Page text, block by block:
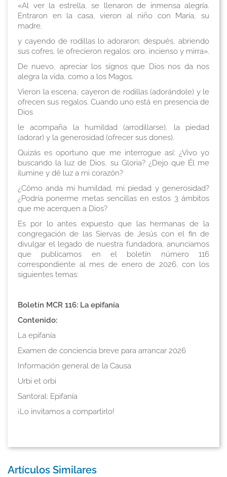
«Al ver la estrella, se llenaron de inmensa alegría.
Entraron en la casa, vieron al niño con María, su
madre,
y cayendo de rodillas lo adoraron; después, abriendo
sus cofres, le ofrecieron regalos: oro, incienso y mirra».
De nuevo, apreciar los signos que Dios nos da nos
alegra la vida, como a los Magos.
Vieron la escena, cayeron de rodillas (adorándole) y le
ofrecen sus regalos. Cuando uno está en presencia de
Dios
le acompaña la humildad (arrodillarse), la piedad
(adorar) y la generosidad (ofrecer sus dones).
Quizás es oportuno que me interrogue así: ¿Vivo yo
buscando la luz de Dios, su Gloria? ¿Dejo que Él me
ilumine y dé luz a mi corazón?
¿Cómo anda mi humildad, mi piedad y generosidad?
¿Podría ponerme metas sencillas en estos 3 ámbitos
que me acerquen a Dios?
Es por lo antes expuesto que las hermanas de la
congregación de las Siervas de Jesús con el fin de
divulgar el legado de nuestra fundadora, anunciamos
que publicamos en el boletín número 116
correspondiente al mes de enero de 2026, con los
siguientes temas:
Boletín MCR 116: La epifanía
Contenido:
La epifanía
Examen de conciencia breve para arrancar 2026
Información general de la Causa
Urbi et orbi
Santoral: Epifanía
¡Lo invitamos a compartirlo!
Artículos Similares